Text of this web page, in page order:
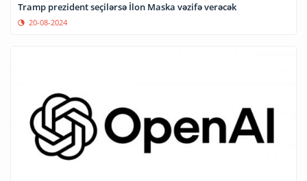
Tramp prezident seçilərsə İlon Maska vəzifə verəcək
20-08-2024